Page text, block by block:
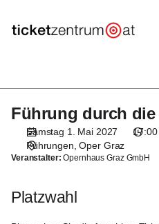
[Oper
Graz
Führung
die
Theaterservice
Führung
durch
Oper
Führung durch die
Samstag 1. Mai 2027
17:00
Führungen Oper Graz
Veranstalter:Opernhaus Graz GmbH
Platzwahl